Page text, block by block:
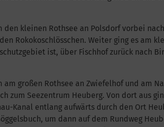
den kleinen Rothsee an Polsdorf vorbei
Rokokoschlösschen. Weiter ging es am
ist, über Fischhof zurück nach
am großen Rothsee an Zwiefelhof und am
zum Seezentrum Heuberg. Von dort aus
Kanal entlang aufwärts durch den Ort
um dann auf dem Rundweg